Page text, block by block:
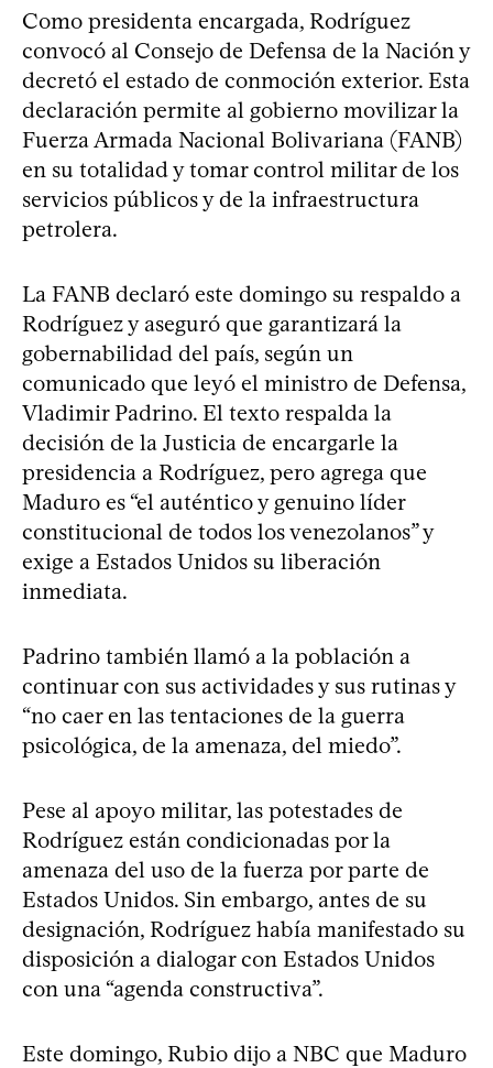
Como presidenta encargada, Rodríguez
convocó al Consejo de Defensa de la Nación y
decretó el estado de conmoción exterior. Esta
declaración permite al gobierno movilizar la
Fuerza Armada Nacional Bolivariana (FANB)
en su totalidad y tomar control militar de los
servicios públicos y de la infraestructura
petrolera.
La FANB declaró este domingo su respaldo a
Rodríguez y aseguró que garantizará la
gobernabilidad del país, según un
comunicado que leyó el ministro de Defensa,
Vladimir Padrino. El texto respalda la
decisión de la Justicia de encargarle la
presidencia a Rodríguez, pero agrega que
Maduro es “el auténtico y genuino líder
constitucional de todos los venezolanos” y
exige a Estados Unidos su liberación
inmediata.
Padrino también llamó a la población a
continuar con sus actividades y sus rutinas y
“no caer en las tentaciones de la guerra
psicológica, de la amenaza, del miedo”.
Pese al apoyo militar, las potestades de
Rodríguez están condicionadas por la
amenaza del uso de la fuerza por parte de
Estados Unidos. Sin embargo, antes de su
designación, Rodríguez había manifestado su
disposición a dialogar con Estados Unidos
con una “agenda constructiva”.
Este domingo, Rubio dijo a NBC que Maduro